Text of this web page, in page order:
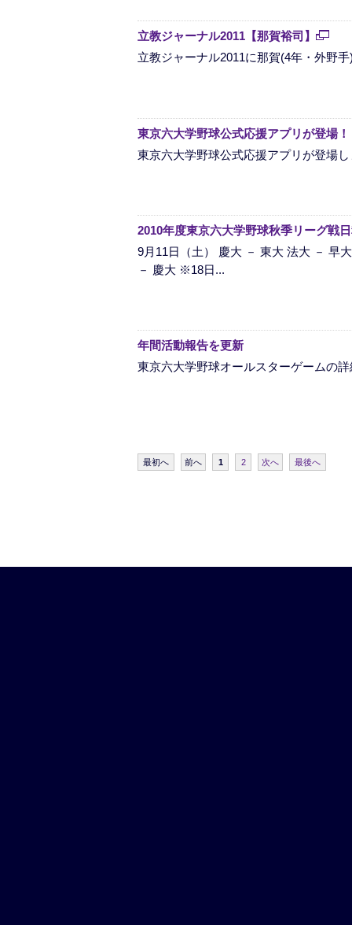
立教ジャーナル2011【那賀裕司】
立教ジャーナル2011に那賀(4年・外野
東京六大学野球公式応援アプリが登場！
東京六大学野球公式応援アプリが登場
2010年度東京六大学野球秋季リーグ戦
9月11日（土） 慶大 － 東大 法大 － 早
－ 慶大 ※18日...
年間活動報告を更新
東京六大学野球オールスターゲームの
最初へ 前へ 1 2 次へ 最後へ